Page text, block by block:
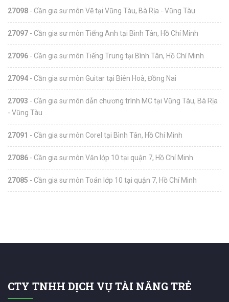
27098 - Cần gia sư môn Vẽ tại Vũng Tàu, Bà Rịa - Vũng Tàu
27097 - Cần gia sư môn Tiếng Anh tại Bình Tân, Hồ Chí Minh
27096 - Cần gia sư môn Tiếng Trung tại Bình Tân, Hồ Chí Minh
27094 - Cần gia sư môn Guitar tại Biên Hoà, Đồng Nai
27093 - Cần gia sư môn dẫn chương trình MC tại Vũng Tàu, Bà Rịa
- Vũng Tàu
27091 - Cần gia sư môn Corel tại Bình Tân, Hồ Chí Minh
27086 - Cần gia sư môn Văn lớp 10 tại quận 7, Hồ Chí Minh
27085 - Cần gia sư môn Toán lớp 10 tại quận 7, Hồ Chí Minh
CTY TNHH DỊCH VỤ TÀI NĂNG TRẺ